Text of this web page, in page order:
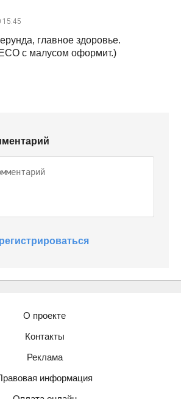
15:45
главное здоровье.
с малусом оформит.)
О проекте
Контакты
Реклама
информация